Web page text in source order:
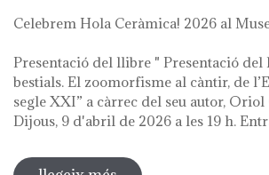
Celebrem Hola Ceràmica! 2026 al
Presentació del llibre " Presentació
bestials. El zoomorfisme al càntir, de
segle XXI” a càrrec del seu autor, Oriol
Dijous, 9 d'abril de 2026 a les 19 h.